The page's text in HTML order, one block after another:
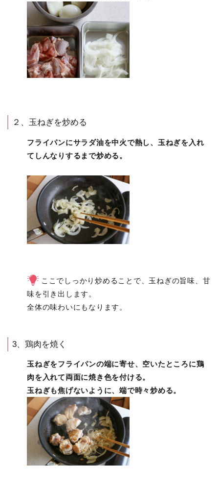
２、玉ねぎを炒める
フライパンにサラダ油を中火で熱し、玉ねぎを入れ
てしんなりするまで炒める。
ここでしっかり炒めることで、玉ねぎの旨味、甘
味を引き出します。
全体の味わいにもなります。
3、鶏肉を焼く
玉ねぎをフライパンの端に寄せ、空いたところに鶏
肉を入れて両面に焼き色を付ける。
玉ねぎも焦げないように、端で時々炒める。